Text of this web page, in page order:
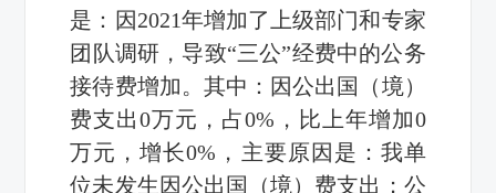
是：因2021年增加了上级部门和专家
团队调研，导致“三公”经费中的公务
接待费增加。其中：因公出国（境）
费支出0万元，占0%，比上年增加0
万元，增长0%，主要原因是：我单
位未发生因公出国（境）费支出；公